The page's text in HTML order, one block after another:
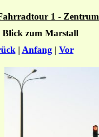
1 - Zentrum
Blick zum Marstall
| Anfang | Vor